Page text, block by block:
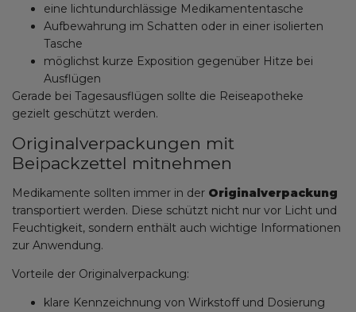
eine lichtundurchlässige Medikamententasche
Aufbewahrung im Schatten oder in einer isolierten
Tasche
möglichst kurze Exposition gegenüber Hitze bei
Ausflügen
Gerade bei Tagesausflügen sollte die Reiseapotheke
gezielt geschützt werden.
Originalverpackungen mit
Beipackzettel mitnehmen
Medikamente sollten immer in der Originalverpackung
transportiert werden. Diese schützt nicht nur vor Licht und
Feuchtigkeit, sondern enthält auch wichtige Informationen
zur Anwendung.
Vorteile der Originalverpackung:
klare Kennzeichnung von Wirkstoff und Dosierung